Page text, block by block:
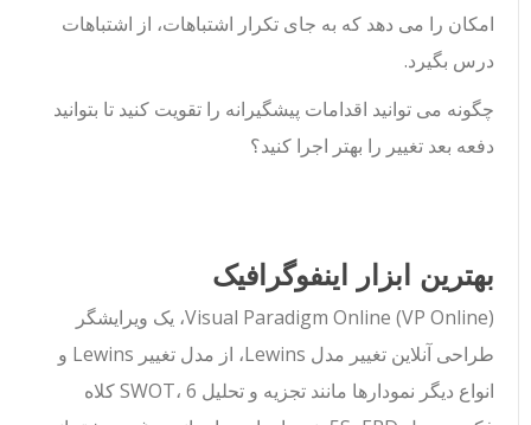
امکان را می دهد که به جای تکرار اشتباهات، از اشتباهات
درس بگیرد.
چگونه می توانید اقدامات پیشگیرانه را تقویت کنید تا بتوانید
دفعه بعد تغییر را بهتر اجرا کنید؟
بهترین ابزار اینفوگرافیک
Visual Paradigm Online (VP Online)، یک ویرایشگر
طراحی آنلاین تغییر مدل Lewins، از مدل تغییر Lewins و
انواع دیگر نمودارها مانند تجزیه و تحلیل SWOT، 6 کلاه